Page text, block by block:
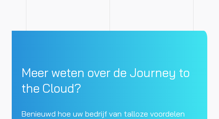
Meer weten over de Journey to
the Cloud?
Benieuwd hoe uw bedrijf van talloze voordelen